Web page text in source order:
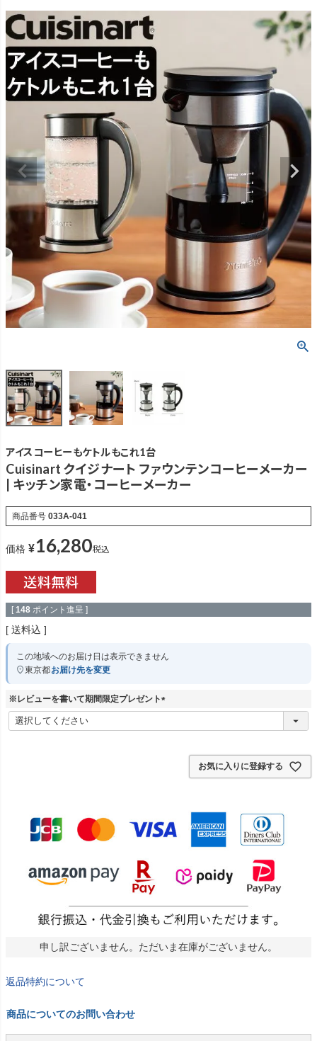
アイスコーヒーもケトルもこれ1台
Cuisinart クイジナート ファウンテンコーヒーメーカー
| キッチン家電・コーヒーメーカー
商品番号 033A-041
価格 ¥16,280税込
[ 148 ポイント進呈 ]
送料込
この地域へのお届け日は表示できません
東京都お届け先を変更
※レビューを書いて期間限定プレゼント
(
お気に入りに登録する
申し訳ございません。ただいま在庫がございません。
返品特約について
商品についてのお問い合わせ